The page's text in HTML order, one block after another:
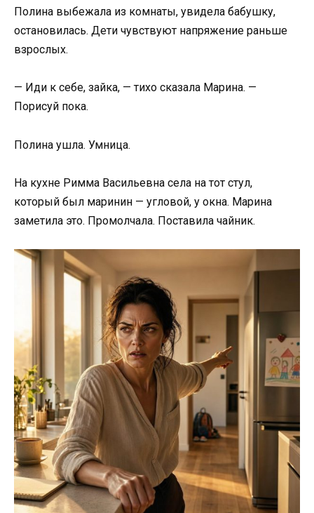
Полина выбежала из комнаты, увидела бабушку,
остановилась. Дети чувствуют напряжение раньше
взрослых.
— Иди к себе, зайка, — тихо сказала Марина. —
Порисуй пока.
Полина ушла. Умница.
На кухне Римма Васильевна села на тот стул,
который был маринин — угловой, у окна. Марина
заметила это. Промолчала. Поставила чайник.